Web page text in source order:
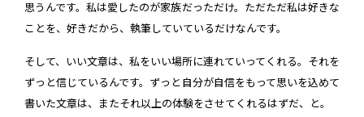
思うんです。私は愛したのが家族だっただけ。ただただ私は好きな
ことを、好きだから、執筆していているだけなんです。
そして、いい文章は、私をいい場所に連れていってくれる。それを
ずっと信じているんです。ずっと自分が自信をもって思いを込めて
書いた文章は、またそれ以上の体験をさせてくれるはずだ、と。